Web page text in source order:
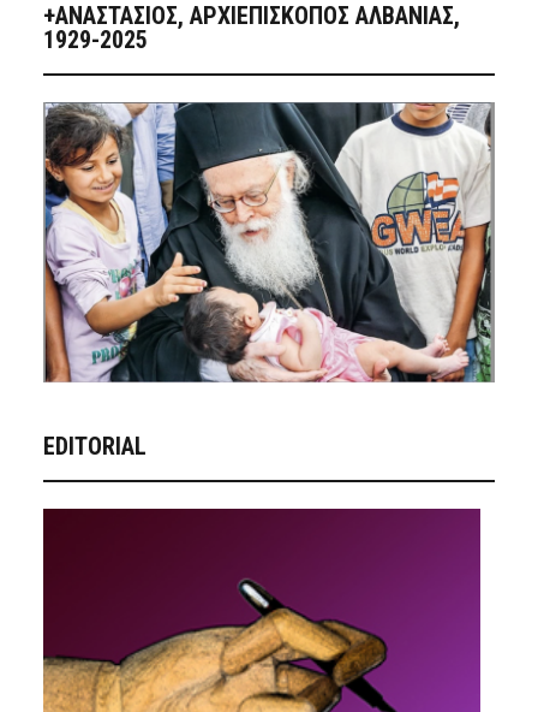
+ΑΝΑΣΤΆΣΙΟΣ, ΑΡΧΙΕΠΊΣΚΟΠΟΣ ΑΛΒΑΝΊΑΣ,
1929-2025
EDITORIAL